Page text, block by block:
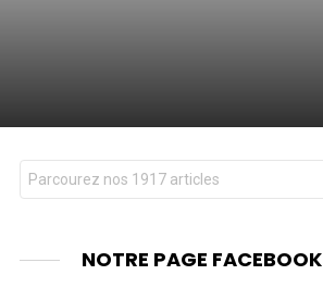
Chercher
pour
NOTRE PAGE FACEBOOK